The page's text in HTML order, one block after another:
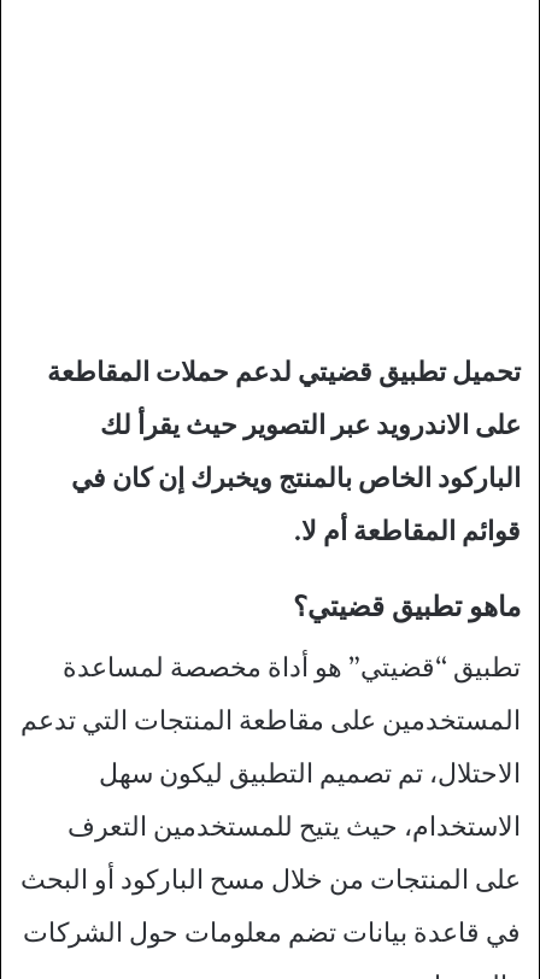
تحميل تطبيق قضيتي لدعم حملات المقاطعة
على الاندرويد عبر التصوير حيث يقرأ لك
الباركود الخاص بالمنتج ويخبرك إن كان في
قوائم المقاطعة أم لا.
ماهو تطبيق قضيتي؟
تطبيق “قضيتي” هو أداة مخصصة لمساعدة
المستخدمين على مقاطعة المنتجات التي تدعم
الاحتلال، تم تصميم التطبيق ليكون سهل
الاستخدام، حيث يتيح للمستخدمين التعرف
على المنتجات من خلال مسح الباركود أو البحث
في قاعدة بيانات تضم معلومات حول الشركات